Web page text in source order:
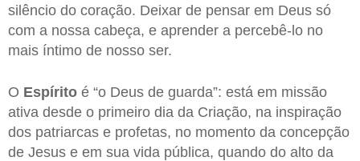
silêncio do coração. Deixar de pensar em Deus só
com a nossa cabeça, e aprender a percebê-lo no
mais íntimo de nosso ser.
O Espírito é “o Deus de guarda”: está em missão
ativa desde o primeiro dia da Criação, na inspiração
dos patriarcas e profetas, no momento da concepção
de Jesus e em sua vida pública, quando do alto da